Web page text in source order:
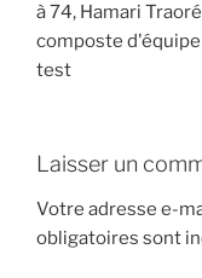
à 74, Hamari
composte d'équipe
test
Laisser un
Votre adresse e-
obligatoires sont